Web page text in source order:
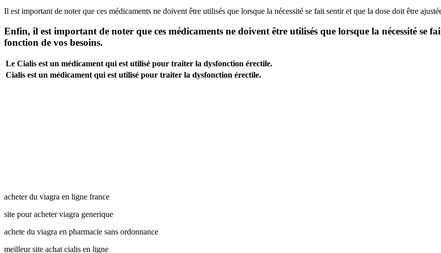
Il est important de noter que ces médicaments ne doivent être utilisés que lorsque la nécessité se fait sentir et que la dose doit être
Enfin, il est important de noter que ces médicaments ne doivent être utilisés que lorsque la nécessité se
fonction de vos besoins.
Le Cialis est un médicament qui est utilisé pour traiter la dysfonction érectile.
Cialis est un médicament qui est utilisé pour traiter la dysfonction érectile.
acheter du viagra en ligne france
site pour acheter viagra generique
achete du viagra en pharmacie sans ordonnance
meilleur site achat cialis en ligne